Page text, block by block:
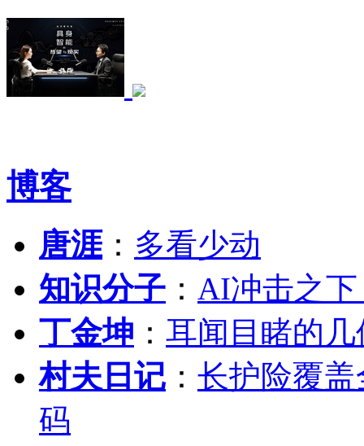
博客
唐涯： 多看少动
知识分子 ： AI冲击之
丁金坤 ： 耳闻目睹的
村夫日记 ： 长护险覆
码